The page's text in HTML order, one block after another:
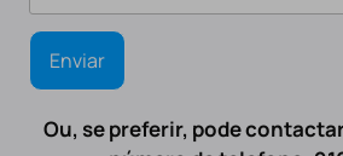
Ou, se preferir, pode